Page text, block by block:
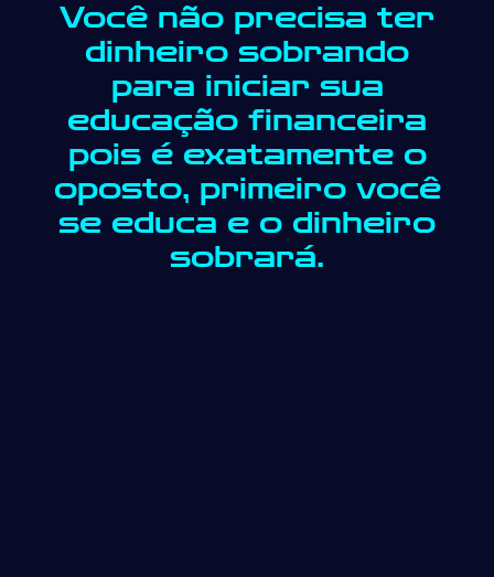
Você não precisa ter
dinheiro sobrando
para iniciar sua
educação financeira
pois é exatamente o
oposto, primeiro você
se educa e o dinheiro
sobrará.